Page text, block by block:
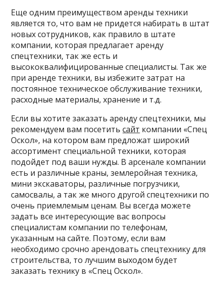
Еще одним преимуществом аренды техники
является то, что вам не придется набирать в штат
новых сотрудников, как правило в штате
компании, которая предлагает аренду
спецтехники, так же есть и
высококвалифицированные специалисты. Так же
при аренде техники, вы избежите затрат на
постоянное техническое обслуживание техники,
расходные материалы, хранение и т.д.
Если вы хотите заказать аренду спецтехники, мы
рекомендуем вам посетитьсайт компании «Спец
Оскол», на котором вам предложат широкий
ассортимент специальной техники, которая
подойдет под ваши нужды. В арсенале компании
есть и различные краны, землеройная техника,
мини экскаваторы, различные погрузчики,
самосвалы, а так же много другой спецтехники по
очень приемлемым ценам. Вы всегда можете
задать все интересующие вас вопросы
специалистам компании по телефонам,
указанным на сайте. Поэтому, если вам
необходимо срочно арендовать спецтехнику для
строительства, то лучшим выходом будет
заказать технику в «Спец Оскол».